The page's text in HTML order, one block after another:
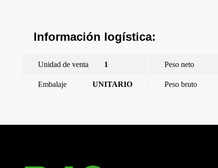
Información logística:
Unidad de venta 1 Peso neto
Embalaje UNITARIO Peso bruto